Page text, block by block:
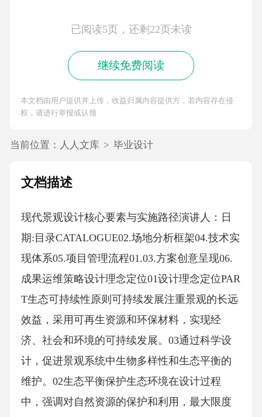
已阅读5页，还剩22页未读
继续免费阅读
本文档由用户提供并上传，收益归属内容提供方，若内容存在侵
权，请进行举报或认领
当前位置： 人人文库 > 毕业设计
文档描述
现代景观设计核心要素与实施路径演讲人：日
期:目录CATALOGUE02.场地分析框架04.技术实
现体系05.项目管理流程01.03.方案创意呈现06.
成果运维策略设计理念定位01设计理念定位PAR
T生态可持续性原则可持续发展注重景观的长远
效益，采用可再生资源和环保材料，实现经
济、社会和环境的可持续发展。03通过科学设
计，促进景观系统中生物多样性和生态平衡的
维护。02生态平衡保护生态环境在设计过程
中，强调对自然资源的保护和利用，最大限度